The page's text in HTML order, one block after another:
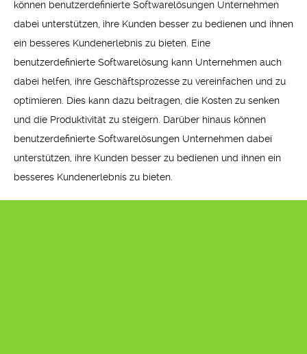
können benutzerdefinierte Softwarelösungen Unternehmen
dabei unterstützen, ihre Kunden besser zu bedienen und ihnen
ein besseres Kundenerlebnis zu bieten. Eine
benutzerdefinierte Softwarelösung kann Unternehmen auch
dabei helfen, ihre Geschäftsprozesse zu vereinfachen und zu
optimieren. Dies kann dazu beitragen, die Kosten zu senken
und die Produktivität zu steigern. Darüber hinaus können
benutzerdefinierte Softwarelösungen Unternehmen dabei
unterstützen, ihre Kunden besser zu bedienen und ihnen ein
besseres Kundenerlebnis zu bieten.